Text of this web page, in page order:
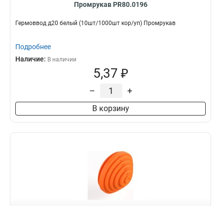
Промрукав PR80.0196
Гермоввод д20 белый (10шт/1000шт кор/уп) Промрукав
Подробнее
Наличие: В наличии
5,37 ₽
– +
В корзину